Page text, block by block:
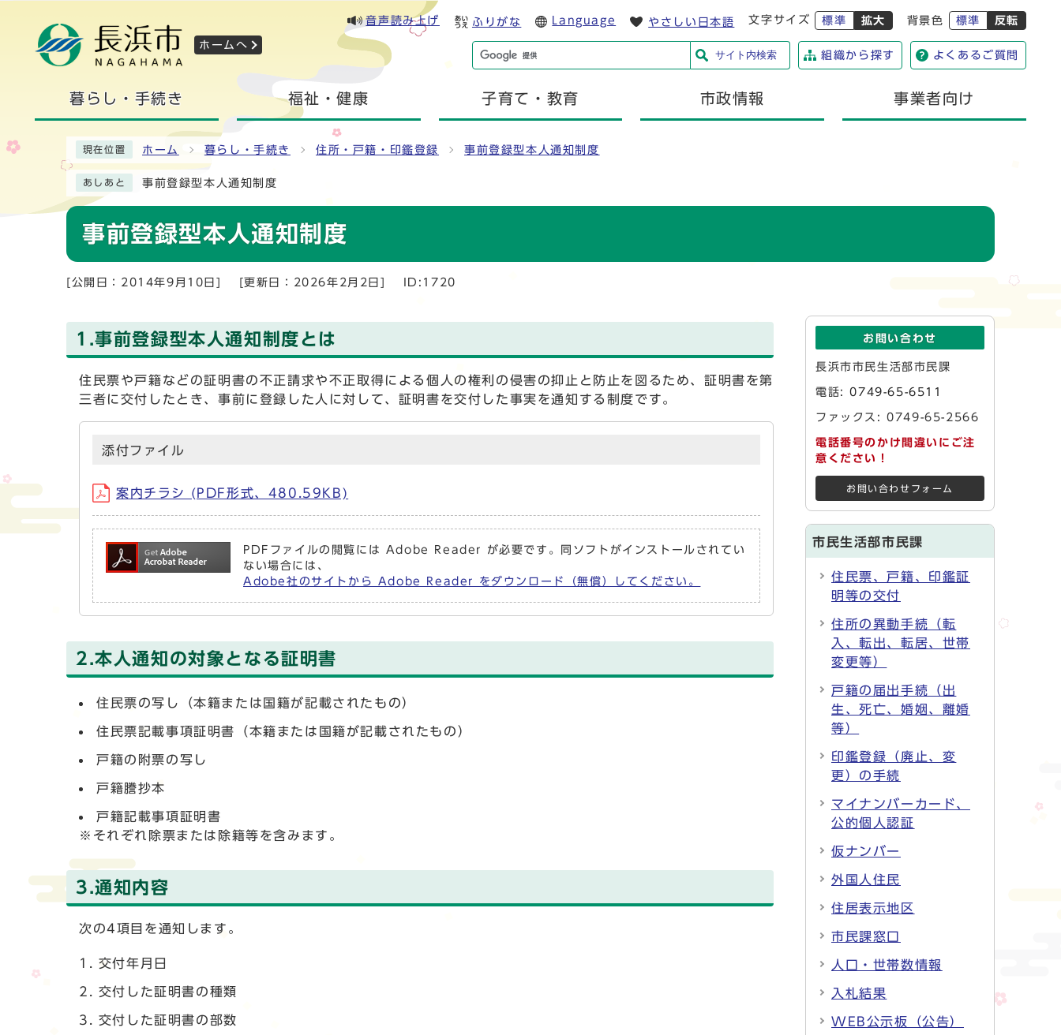
ホームへ
音声読み上げ ふりがな Language やさしい日本語 文字サイズ 標準 拡大 背景色 標準 反転
サイト内検索 組織から探す よくあるご質問
暮らし・手続き 福祉・健康 子育て・教育 市政情報 事業者向け
現在位置 ホーム 暮らし・手続き 住所・戸籍・印鑑登録 事前登録型本人通知制度
あしあと 事前登録型本人通知制度
事前登録型本人通知制度
[公開日：2014年9月10日] [更新日：2026年2月2日] ID:1720
1.事前登録型本人通知制度とは
住民票や戸籍などの証明書の不正請求や不正取得による個人の権利の侵害の抑止と防止を図るため、証明書を第
三者に交付したとき、事前に登録した人に対して、証明書を交付した事実を通知する制度です。
添付ファイル
案内チラシ (PDF形式、480.59KB)
PDFファイルの閲覧には Adobe Reader が必要です。同ソフトがインストールされてい
ない場合には、
Adobe社のサイトから Adobe Reader をダウンロード（無償）してください。
2.本人通知の対象となる証明書
住民票の写し（本籍または国籍が記載されたもの）
住民票記載事項証明書（本籍または国籍が記載されたもの）
戸籍の附票の写し
戸籍謄抄本
戸籍記載事項証明書
※それぞれ除票または除籍等を含みます。
3.通知内容
次の4項目を通知します。
交付年月日
交付した証明書の種類
交付した証明書の部数
お問い合わせ
長浜市市民生活部市民課
電話:0749-65-6511
ファックス: 0749-65-2566
電話番号のかけ間違いにご注
意ください！
お問い合わせフォーム
市民生活部市民課
住民票、戸籍、印鑑証
明等の交付
住所の異動手続（転
入、転出、転居、世帯
変更等）
戸籍の届出手続（出
生、死亡、婚姻、離婚
等）
印鑑登録（廃止、変
更）の手続
マイナンバーカード、
公的個人認証
仮ナンバー
外国人住民
住居表示地区
市民課窓口
人口・世帯数情報
入札結果
WEB公示板（公告）